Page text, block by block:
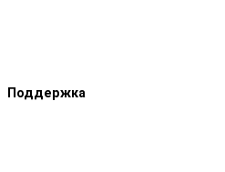
Поддержка